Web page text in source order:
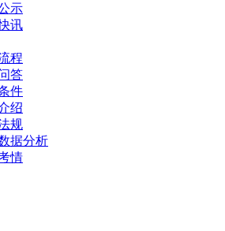
示
讯
程
答
件
绍
规
据分析
情